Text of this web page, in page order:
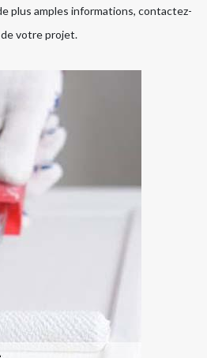
plus amples informations, contactez-
votre projet.